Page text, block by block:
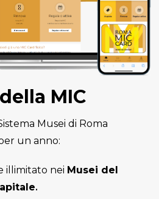
MIC
Musei di Roma
un anno:
illimitato nei Musei del
.